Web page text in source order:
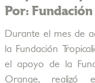
Por:
Durante el mes de
la Fundación
el apoyo de la
Orange, realizó